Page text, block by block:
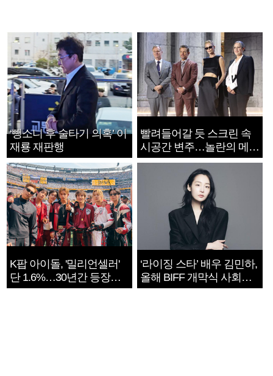
‘뺑소니 후 술타기 의혹’ 이
재룡 재판행
빨려들어갈 듯 스크린 속
시공간 변주…놀란의 메시
지는 ‘전쟁 속죄’
K팝 아이돌, '밀리언셀러'
단 1.6%…30년간 등장
1182개팀 전수조사
‘라이징 스타’ 배우 김민하,
올해 BIFF 개막식 사회자
확정